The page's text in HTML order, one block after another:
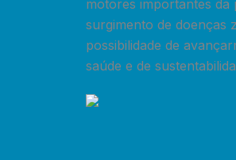
motores importantes da
surgimento de doenças
possibilidade de
saúde e de